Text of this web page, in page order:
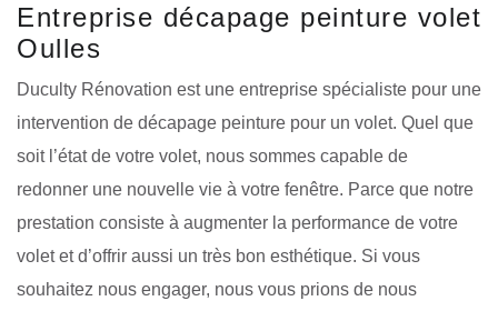
Entreprise décapage peinture volet
Oulles
Duculty Rénovation est une entreprise spécialiste pour une
intervention de décapage peinture pour un volet. Quel que
soit l’état de votre volet, nous sommes capable de
redonner une nouvelle vie à votre fenêtre. Parce que notre
prestation consiste à augmenter la performance de votre
volet et d’offrir aussi un très bon esthétique. Si vous
souhaitez nous engager, nous vous prions de nous